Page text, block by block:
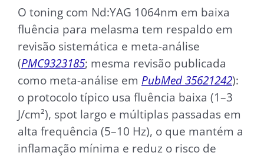
O toning com Nd:YAG 1064nm em baixa
fluência para melasma tem respaldo em
revisão sistemática e meta-análise
(PMC9323185; mesma revisão publicada
como meta-análise em PubMed 35621242):
o protocolo típico usa fluência baixa (1–3
J/cm²), spot largo e múltiplas passadas em
alta frequência (5–10 Hz), o que mantém a
inflamação mínima e reduz o risco de